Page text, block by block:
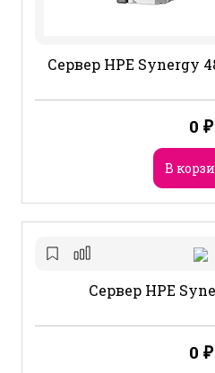
Сервер HPE Synergy
0 ₽
В
Сервер HPE
0 ₽